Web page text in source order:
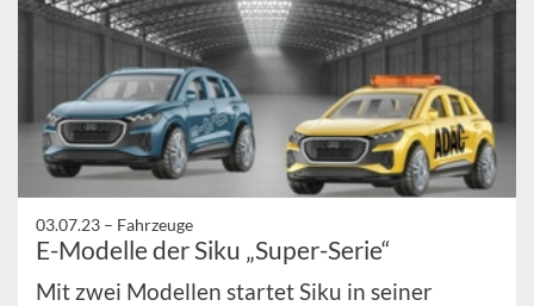
03.07.23 – Fahrzeuge
E-Modelle der Siku „Super-Serie“
Mit zwei Modellen startet Siku in seiner